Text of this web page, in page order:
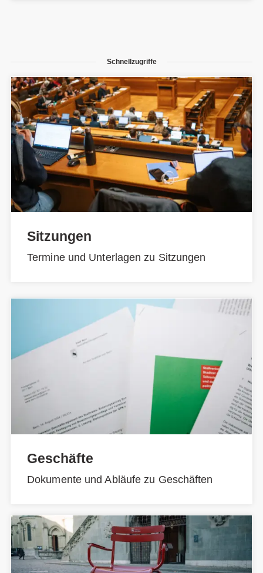
Schnellzugriffe
Sitzungen
Termine und Unterlagen zu Sitzungen
Geschäfte
Dokumente und Abläufe zu Geschäften